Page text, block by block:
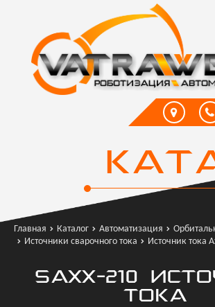
Главная Каталог Автоматизация
Источники сварочного тока
Источник тока
SAXX-210
ТОКА